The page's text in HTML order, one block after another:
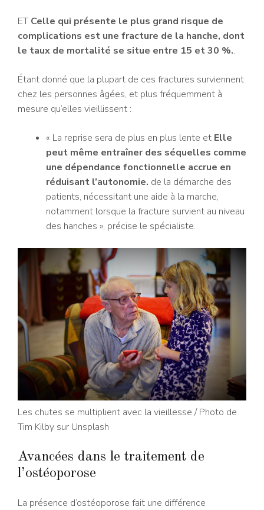
ETCelle qui présente le plus grand risque de
complications est une fracture de la hanche, dont
le taux de mortalité se situe entre 15 et 30 %..
Étant donné que la plupart de ces fractures surviennent
chez les personnes âgées, et plus fréquemment à
mesure qu’elles vieillissent :
« La reprise sera de plus en plus lente et Elle
peut même entraîner des séquelles comme
une dépendance fonctionnelle accrue en
réduisant l’autonomie. de la démarche des
patients, nécessitant une aide à la marche,
notamment lorsque la fracture survient au niveau
des hanches », précise le spécialiste.
Les chutes se multiplient avec la vieillesse / Photo de
Tim Kilby sur Unsplash
Avancées dans le traitement de
l’ostéoporose
La présence d’ostéoporose fait une différence